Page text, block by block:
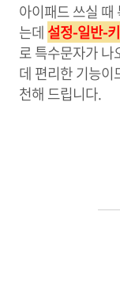
아이패드 쓰실 때
는데 설정-일반-
로 특수문자가 나
데 편리한 기능이
천해 드립니다.